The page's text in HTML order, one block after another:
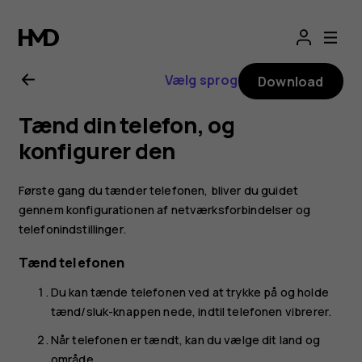
Brugervejledning
til
Nokia
G11
Vælg sprog Download
Tænd din telefon, og
konfigurer den
Første gang du tænder telefonen, bliver du guidet
gennem konfigurationen af netværksforbindelser og
telefonindstillinger.
Tænd telefonen
Du kan tænde telefonen ved at trykke på og holde
tænd/sluk-knappen nede, indtil telefonen vibrerer.
Når telefonen er tændt, kan du vælge dit land og